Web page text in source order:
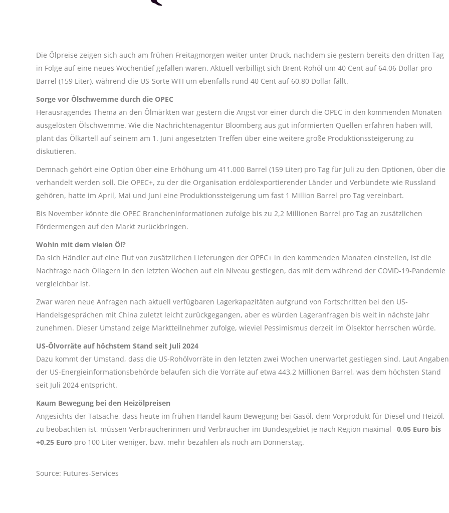
Die Ölpreise zeigen sich auch am frühen Freitagmorgen weiter unter Druck, nachdem sie gestern bereits den dritten Tag
in Folge auf eine neues Wochentief gefallen waren. Aktuell verbilligt sich Brent-Rohöl um 40 Cent auf 64,06 Dollar pro
Barrel (159 Liter), während die US-Sorte WTI um ebenfalls rund 40 Cent auf 60,80 Dollar fällt.
Sorge vor Ölschwemme durch die OPEC
Herausragendes Thema an den Ölmärkten war gestern die Angst vor einer durch die OPEC in den kommenden Monaten
ausgelösten Ölschwemme. Wie die Nachrichtenagentur Bloomberg aus gut informierten Quellen erfahren haben will,
plant das Ölkartell auf seinem am 1. Juni angesetzten Treffen über eine weitere große Produktionssteigerung zu
diskutieren.
Demnach gehört eine Option über eine Erhöhung um 411.000 Barrel (159 Liter) pro Tag für Juli zu den Optionen, über die
verhandelt werden soll. Die OPEC+, zu der die Organisation erdölexportierender Länder und Verbündete wie Russland
gehören, hatte im April, Mai und Juni eine Produktionssteigerung um fast 1 Million Barrel pro Tag vereinbart.
Bis November könnte die OPEC Brancheninformationen zufolge bis zu 2,2 Millionen Barrel pro Tag an zusätzlichen
Fördermengen auf den Markt zurückbringen.
Wohin mit dem vielen Öl?
Da sich Händler auf eine Flut von zusätzlichen Lieferungen der OPEC+ in den kommenden Monaten einstellen, ist die
Nachfrage nach Öllagern in den letzten Wochen auf ein Niveau gestiegen, das mit dem während der COVID-19-Pandemie
vergleichbar ist.
Zwar waren neue Anfragen nach aktuell verfügbaren Lagerkapazitäten aufgrund von Fortschritten bei den US-
Handelsgesprächen mit China zuletzt leicht zurückgegangen, aber es würden Lageranfragen bis weit in nächste Jahr
zunehmen. Dieser Umstand zeige Marktteilnehmer zufolge, wieviel Pessimismus derzeit im Ölsektor herrschen würde.
US-Ölvorräte auf höchstem Stand seit Juli 2024
Dazu kommt der Umstand, dass die US-Rohölvorräte in den letzten zwei Wochen unerwartet gestiegen sind. Laut Angaben
der US-Energieinformationsbehörde belaufen sich die Vorräte auf etwa 443,2 Millionen Barrel, was dem höchsten Stand
seit Juli 2024 entspricht.
Kaum Bewegung bei den Heizölpreisen
Angesichts der Tatsache, dass heute im frühen Handel kaum Bewegung bei Gasöl, dem Vorprodukt für Diesel und Heizöl,
zu beobachten ist, müssen Verbraucherinnen und Verbraucher im Bundesgebiet je nach Region maximal –0,05 Euro bis
+0,25 Euro pro 100 Liter weniger, bzw. mehr bezahlen als noch am Donnerstag.
Source: Futures-Services